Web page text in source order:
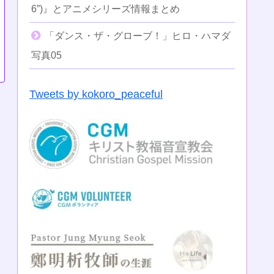
6”)』とアニメシリーズ情報まとめ
「ダンス・ザ・グローブ！」ヒロ・ハマダ
写真05
Tweets by kokoro_peaceful